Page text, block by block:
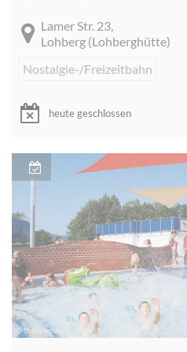
Lamer Str. 23,
Lohberg (Lohberghütte)
Nostalgie-/Freizeitbahn
heute geschlossen
© Stadtwerke Furth im Wald, FRED WUTZ